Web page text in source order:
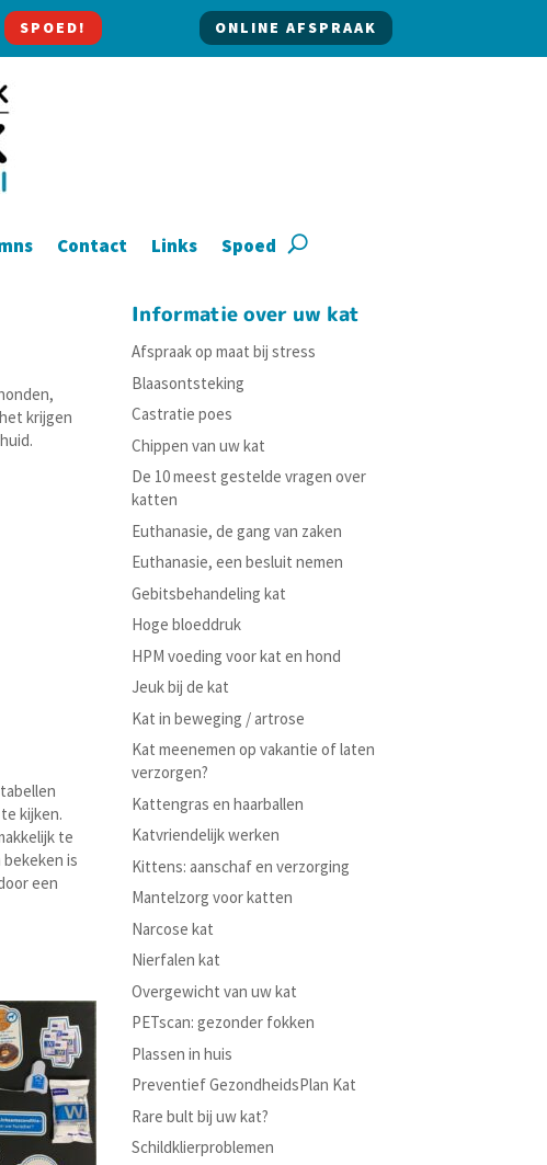
SPOED! ONLINE AFSPRAAK
Contact Links Spoed
krijgen
kijken.
te
is
een
Informatie over uw kat
Afspraak op maat bij stress
Blaasontsteking
Castratie poes
Chippen van uw kat
De 10 meest gestelde vragen over
katten
Euthanasie, de gang van zaken
Euthanasie, een besluit nemen
Gebitsbehandeling kat
Hoge bloeddruk
HPM voeding voor kat en hond
Jeuk bij de kat
Kat in beweging / artrose
Kat meenemen op vakantie of laten
verzorgen?
Kattengras en haarballen
Katvriendelijk werken
Kittens: aanschaf en verzorging
Mantelzorg voor katten
Narcose kat
Nierfalen kat
Overgewicht van uw kat
PETscan: gezonder fokken
Plassen in huis
Preventief GezondheidsPlan Kat
Rare bult bij uw kat?
Schildklierproblemen